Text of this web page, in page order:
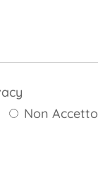
Non Accetto